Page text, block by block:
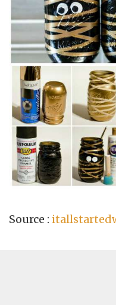
Source :